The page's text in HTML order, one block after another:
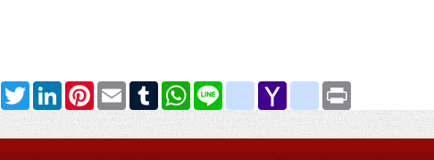
TwitterLinkedInPinterest Email TumblrWhatsApp Line
google_bookmarks
Yahoo
yahoo_messenger Print